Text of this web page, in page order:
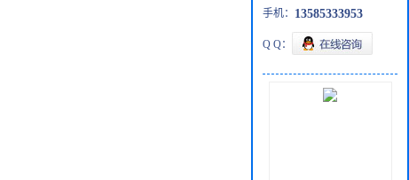
手机： 13585333953
Q Q：